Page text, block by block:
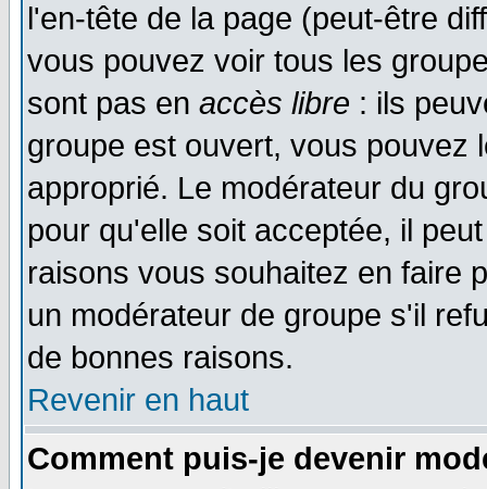
l'en-tête de la page (peut-être
vous pouvez voir tous les
sont pas en accès libre : ils
groupe est ouvert, vous pouvez
approprié. Le modérateur du
pour qu'elle soit acceptée, il
raisons vous souhaitez en faire
un modérateur de groupe s'il
de bonnes raisons.
Revenir en haut
Comment puis-je devenir